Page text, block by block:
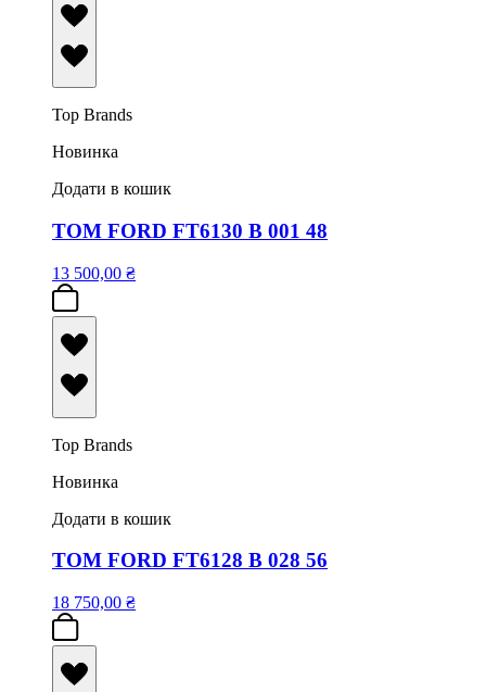
Top Brands
Новинка
Додати в кошик
TOM FORD FT6130 B 001 48
13 500,00 ₴
Top Brands
Новинка
Додати в кошик
TOM FORD FT6128 B 028 56
18 750,00 ₴